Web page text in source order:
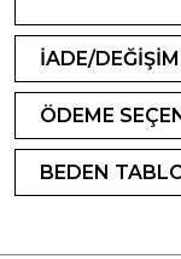
İADE/DEĞİŞİM
ÖDEME
BEDEN